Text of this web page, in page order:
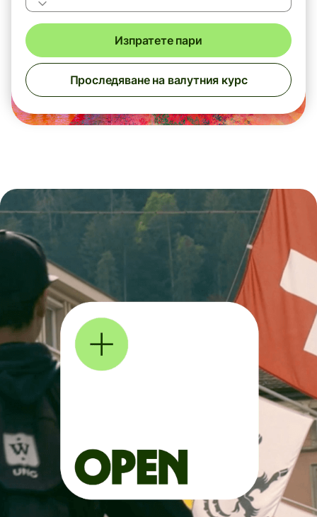
Изпратете пари
Проследяване на валутния курс